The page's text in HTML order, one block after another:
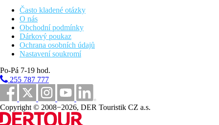
Fotogalerie
Často kladené otázky
O nás
Obchodní podmínky
Dárkový poukaz
Ochrana osobních údajů
Nastavení soukromí
Po-Pá 7-19 hod.
255 787 777
Copyright © 2008−2026, DER Touristik CZ a.s.